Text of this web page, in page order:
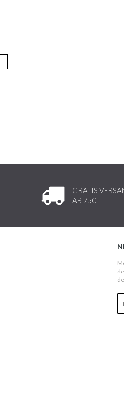
GRATIS
AB 75€